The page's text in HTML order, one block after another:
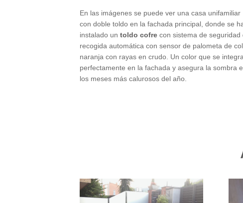
En las imágenes se puede ver una casa unifamiliar
con doble toldo en la fachada principal, donde se
instalado un toldo cofre con sistema de seguridad
recogida automática con sensor de palometa de
naranja con rayas en crudo. Un color que se integra
perfectamente en la fachada y asegura la sombra
los meses más calurosos del año.